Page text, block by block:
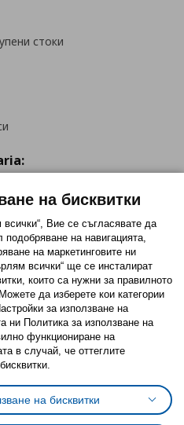
стоки
на бисквитки (Cookies)
на бисквитки
Обща политика за личните данни
данни на ikea.bg
на бисквитки
Вие се съгласявате да
подобряване на навигацията,
на маркетинговите ни
всички“ ще се инсталират
които са нужни за правилното
да изберете кои категории
за използване на
ни Политика за използване на
функциониране на
в случай, че оттеглите
на бисквитки